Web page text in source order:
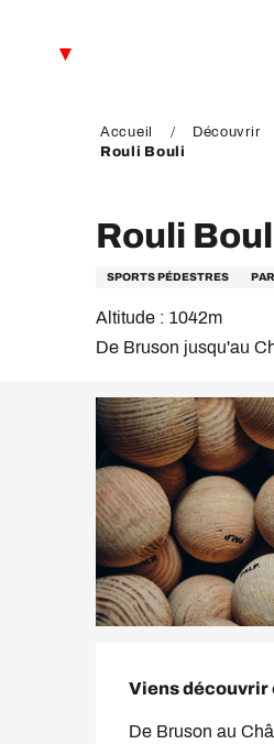
Accueil Découvrir
Rouli Bouli
Rouli
SPORTS PÉDESTRES
Altitude : 1042m
De Bruson jusqu'au
Viens découvrir
De Bruson au